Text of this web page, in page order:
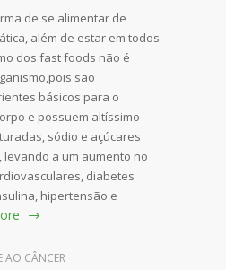
de se alimentar de
além de estar em todos
dos fast foods não é
são
básicos para o
e possuem altíssimo
sódio e açúcares
levando a um aumento no
diabetes
hipertensão e
AO CÂNCER